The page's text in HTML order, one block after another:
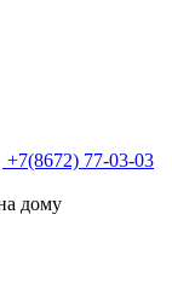
+7(8672) 77-03-03
дому